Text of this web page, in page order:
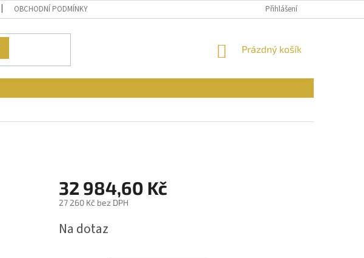
OBCHODNÍ PODMÍNKY REKLAMAČNÍ ŘÁD
Přihlášení
NÁKUPNÍ
Prázdný košík
32 984,60 Kč
27 260 Kč bez DPH
cena:
Na dotaz